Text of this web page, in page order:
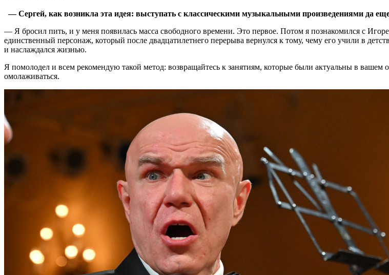
— Сергей, как возникла эта идея: выступать с классическими музыкальными произведениями да
— Я бросил пить, и у меня появилась масса свободного времени. Это первое. Потом я познакомился с
единственный персонаж, который после двадцатилетнего перерыва вернулся к тому, чему его учили в
и наслаждался жизнью.
Я помолодел и всем рекомендую такой метод: возвращайтесь к занятиям, которые были актуальны в вашем
омолаживаться.